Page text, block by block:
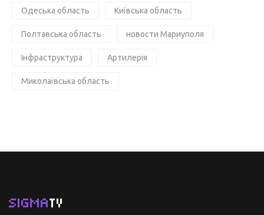
Одеська область Київська область
Полтавська область новости Мариуполя
Інфраструктура Артилерія
Миколаївська область
SIGMATV